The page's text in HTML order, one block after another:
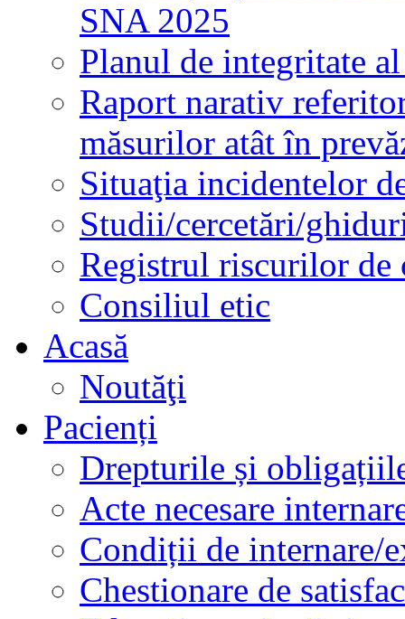
SNA 2025
Planul de integritate
Raport narativ
măsurilor atât în
Situaţia incidentelor
Studii/cercetări/
Registrul riscurilor de
Consiliul etic
Acasă
Noutăţi
Pacienți
Drepturile și
Acte necesare
Condiții de internare/
Chestionare de